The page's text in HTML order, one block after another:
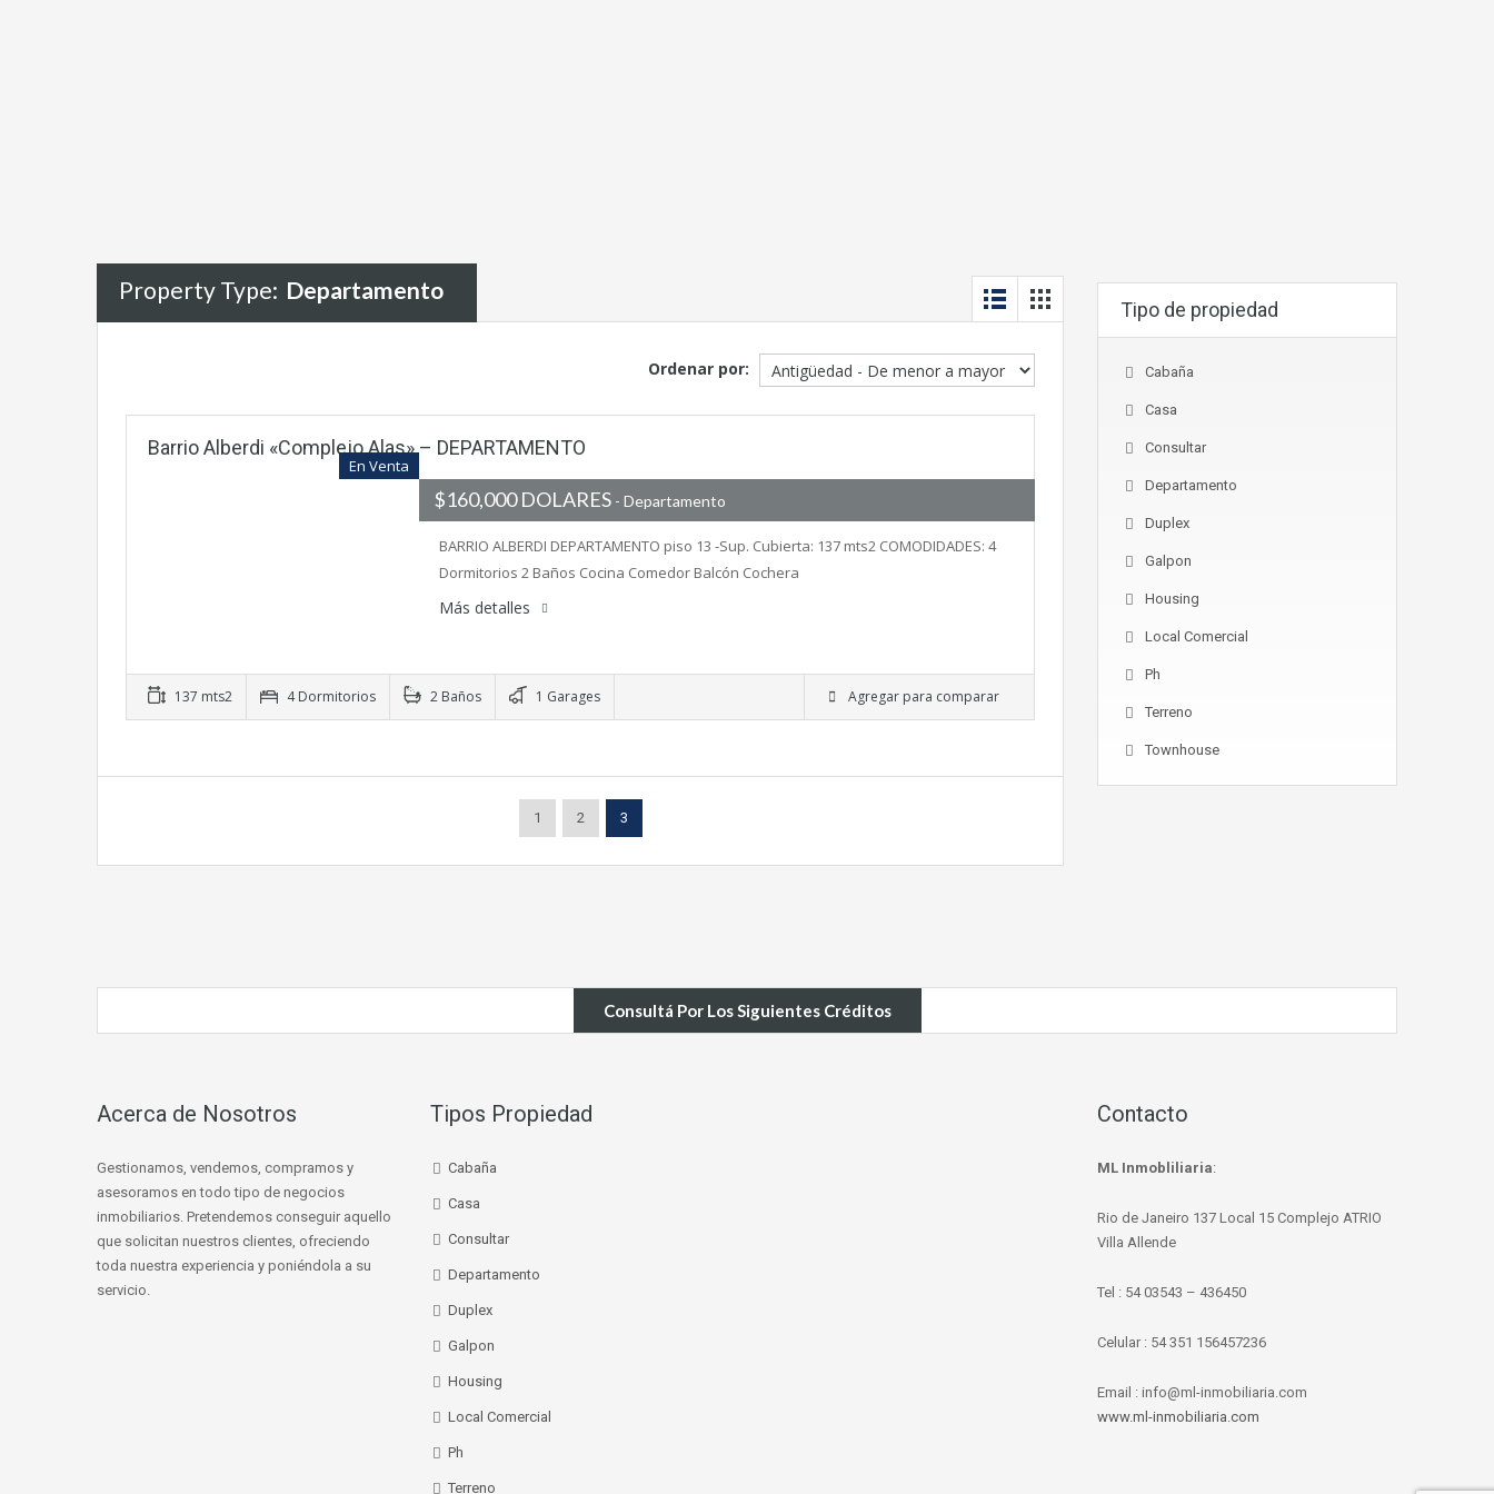
Property Type: Departamento
Ordenar por:
Barrio Alberdi «Complejo Alas» – DEPARTAMENTO
En Venta
$160,000 DOLARES - Departamento
BARRIO ALBERDI DEPARTAMENTO piso 13 -Sup. Cubierta: 137 mts2 COMODIDADES: 4
Dormitorios 2 Baños Cocina Comedor Balcón Cochera
Más detalles
137 mts2 4 Dormitorios 2 Baños 1 Garages Agregar para comparar
1 2 3
Tipo de propiedad
Cabaña
Casa
Consultar
Departamento
Duplex
Galpon
Housing
Local Comercial
Ph
Terreno
Townhouse
Consultá Por Los Siguientes Créditos
Acerca de Nosotros
Gestionamos, vendemos, compramos y
asesoramos en todo tipo de negocios
inmobiliarios. Pretendemos conseguir aquello
que solicitan nuestros clientes, ofreciendo
toda nuestra experiencia y poniéndola a su
servicio.
Tipos Propiedad
Cabaña
Casa
Consultar
Departamento
Duplex
Galpon
Housing
Local Comercial
Ph
Terreno
Contacto
ML Inmobliliaria:
Rio de Janeiro 137 Local 15 Complejo ATRIO
Villa Allende
Tel : 54 03543 – 436450
Celular : 54 351 156457236
Email : info@ml-inmobiliaria.com
www.ml-inmobiliaria.com